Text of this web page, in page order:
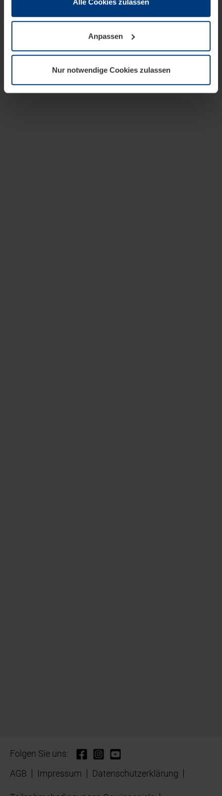
wenn diese für den Betrieb dieser Seite unbedingt
notwendig sind. Für alle anderen Cookie-Typen benötigen
wir Ihre Erlaubnis. Ihre Einwilligung können Sie jederzeit
Datenschutzerklärungunserer Website ändern oder
widerrufen.
Alle Cookies zulassen
Anpassen
Nur notwendige Cookies zulassen
Folgen Sie uns:
AGB
Impressum Datenschutzerklärung